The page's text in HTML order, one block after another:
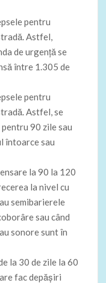
pentru
Astfel,
de urgenţă se
între 1.305 de
pentru
Astfel, se
90 zile sau
întoarce sau
la 90 la 120
la nivel cu
semibarierele
sau când
sonore sunt în
la 30 de zile la 60
fac depăşiri